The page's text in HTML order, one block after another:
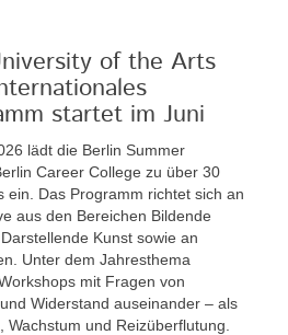
of the Arts
startet im Juni
lädt die Berlin Summer
Career College zu über 30
ein. Das Programm richtet sich an
aus den Bereichen Bildende
Kunst sowie an
Unter dem Jahresthema
mit Fragen von
Widerstand auseinander – als
und Reizüberflutung.